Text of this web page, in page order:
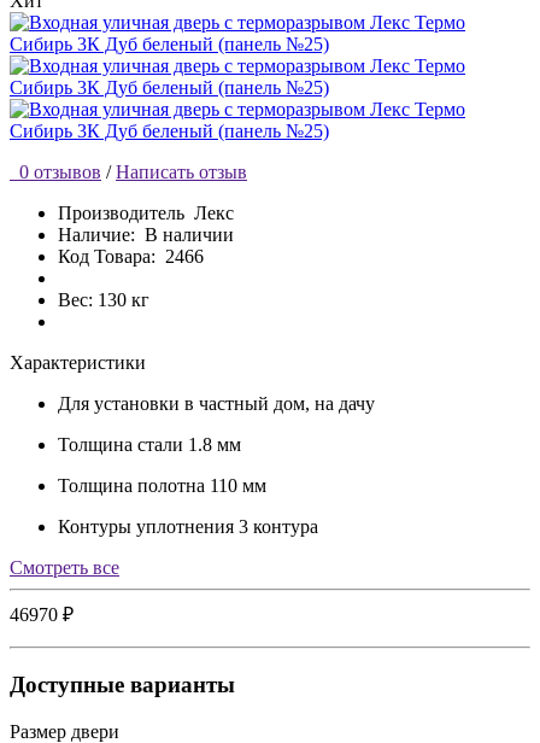
0 отзывов / Написать отзыв
Производитель Лекс
Наличие: В наличии
Код Товара: 2466
Вес: 130 кг
Характеристики
Для установки в частный дом, на дачу
Толщина стали 1.8 мм
Толщина полотна 110 мм
Контуры уплотнения 3 контура
Cмотреть все
46970 ₽
Доступные варианты
Размер двери